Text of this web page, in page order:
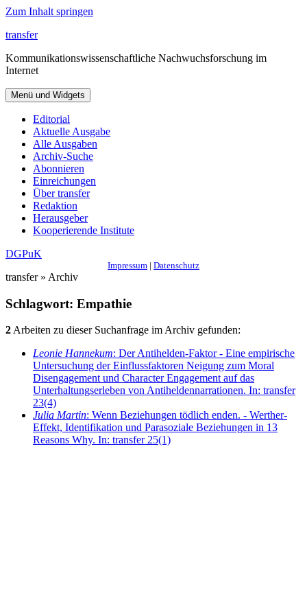
Zum Inhalt springen
transfer
Kommunikationswissenschaftliche Nachwuchsforschung im
Internet
Menü und Widgets
Editorial
Aktuelle Ausgabe
Alle Ausgaben
Archiv-Suche
Abonnieren
Einreichungen
Über transfer
Redaktion
Herausgeber
Kooperierende Institute
DGPuK
Impressum | Datenschutz
transfer » Archiv
Schlagwort: Empathie
2Arbeiten zu dieser Suchanfrage im Archiv gefunden:
Leonie Hannekum: Der Antihelden-Faktor - Eine empirische
Untersuchung der Einflussfaktoren Neigung zum Moral
Disengagement und Character Engagement auf das
Unterhaltungserleben von Antiheldennarrationen. In: transfer
23(4)
Julia Martin: Wenn Beziehungen tödlich enden. - Werther-
Effekt, Identifikation und Parasoziale Beziehungen in 13
Reasons Why. In: transfer 25(1)